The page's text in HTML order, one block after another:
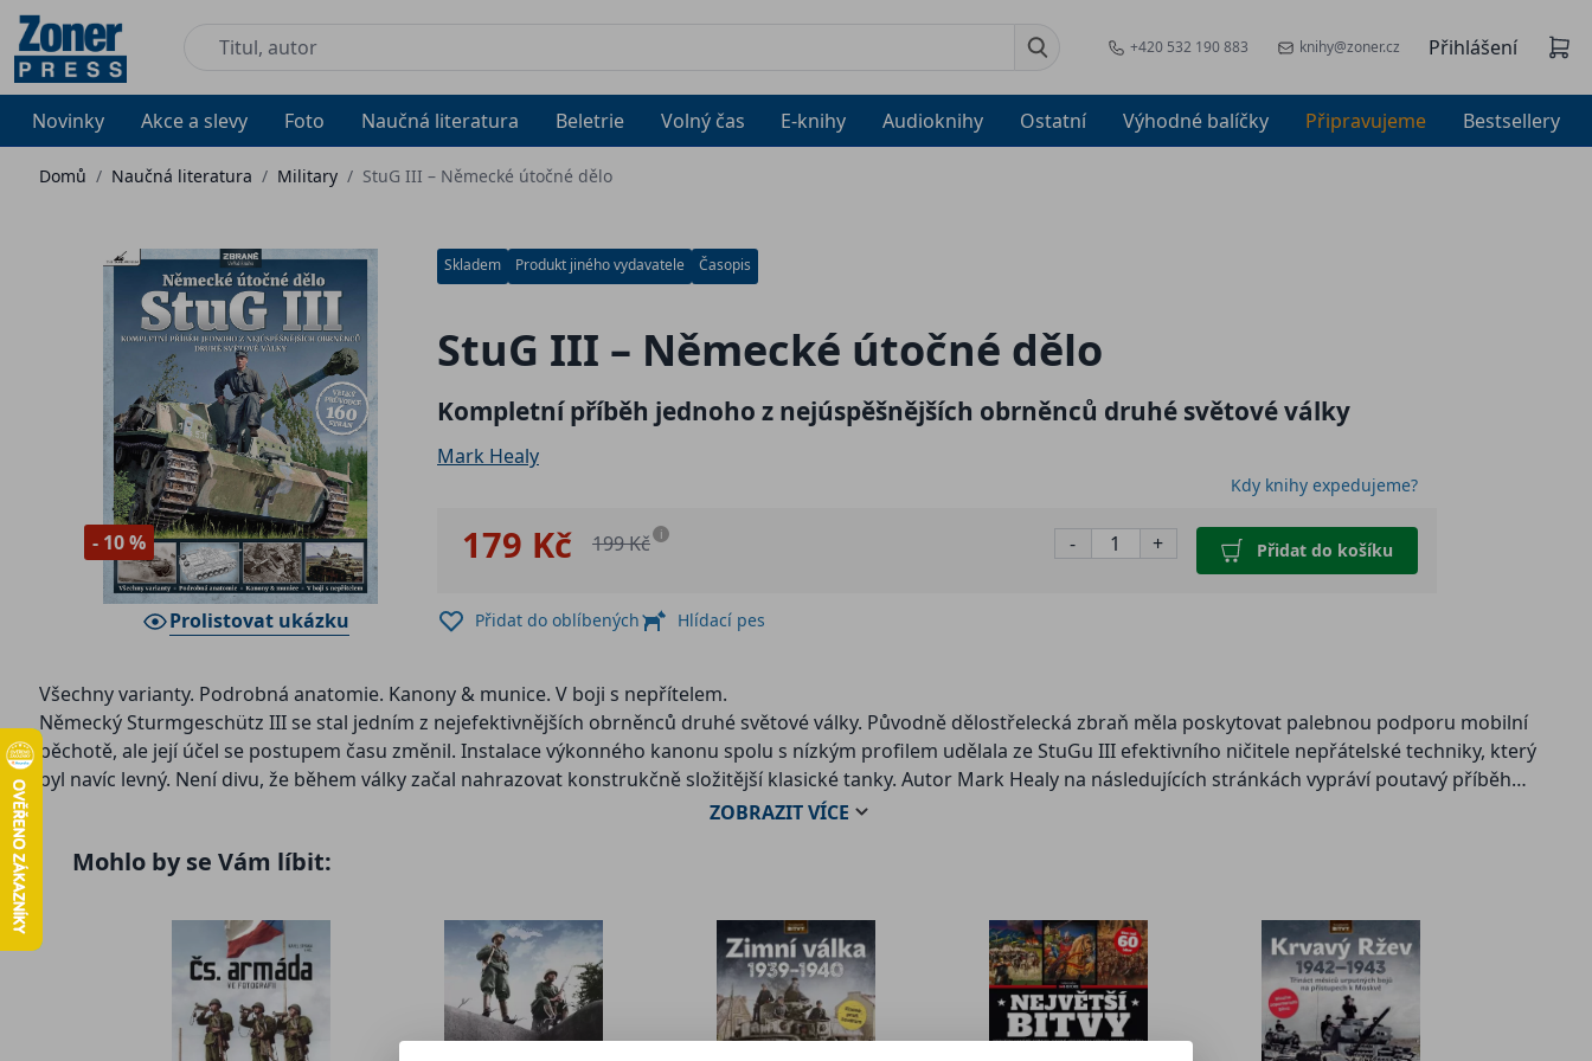
+420 532 190 883 knihy@zoner.cz Přihlášení
Novinky Akce a slevy Foto Naučná literatura Beletrie Volný čas E-knihy Audioknihy Ostatní Výhodné balíčky Připravujeme Bestsellery
Domů / Naučná literatura / Military / StuG III – Německé útočné dělo
- 10 %
Prolistovat ukázku
Skladem Produkt jiného vydavatele Časopis
StuG III – Německé útočné dělo
Kompletní příběh jednoho z nejúspěšnějších obrněnců druhé světové války
Mark Healy
Kdy knihy expedujeme?
179 Kč 199 Kč i - + Přidat do košíku
Přidat do oblíbených Hlídací pes
Všechny varianty. Podrobná anatomie. Kanony & munice. V boji s nepřítelem.
Německý Sturmgeschütz III se stal jedním z nejefektivnějších obrněnců druhé světové války. Původně dělostřelecká zbraň měla poskytovat palebnou podporu mobilní
pěchotě, ale její účel se postupem času změnil. Instalace výkonného kanonu spolu s nízkým profilem udělala ze StuGu III efektivního ničitele nepřátelské techniky, který
byl navíc levný. Není divu, že během války začal nahrazovat konstrukčně složitější klasické tanky. Autor Mark Healy na následujících stránkách vypráví poutavý příběh
spletitého vývoje, výroby i nasazení populárního útočného děla, který doprovází bohatý obrazový materiál dokumentující jak bitvy na západní i východní frontě, tak
Cesta k sériové výrobě
Na bojišti
Proti bunkrům, pěchotě i tankům nepřítele
Obrněnec v detailu
Pancéřování, stanoviště osádky, pohonné jednotky
ZOBRAZITVÍCE
Mohlo by se Vám líbit: